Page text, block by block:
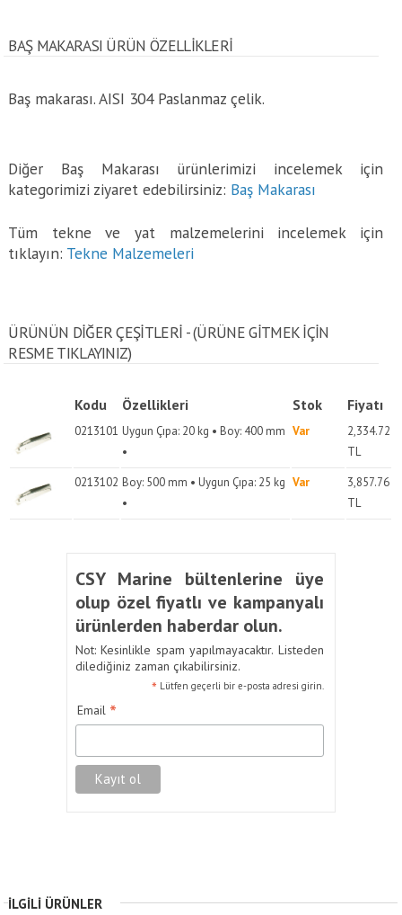
BAŞ MAKARASI ÜRÜN ÖZELLİKLERİ
Baş makarası. AISI 304 Paslanmaz çelik.
Diğer Baş Makarası ürünlerimizi incelemek için
kategorimizi ziyaret edebilirsiniz: Baş Makarası
Tüm tekne ve yat malzemelerini incelemek için
tıklayın: Tekne Malzemeleri
ÜRÜNÜN DİĞER ÇEŞİTLERİ - (ÜRÜNE GITMEK IÇIN
RESME TIKLAYINIZ)
Kodu Özellikleri Stok Fiyatı
0213101 Uygun Çıpa: 20 kg • Boy: 400 mm
•
Var
2,334.72
TL
0213102 Boy: 500 mm • Uygun Çıpa: 25 kg
•
Var
3,857.76
TL
CSY Marine bültenlerine üye
olup özel fiyatlı ve kampanyalı
ürünlerden haberdar olun.
Not: Kesinlikle spam yapılmayacaktır. Listeden
dilediğiniz zaman çıkabilirsiniz.
* Lütfen geçerli bir e-posta adresi girin.
Email *
İLGILI ÜRÜNLER